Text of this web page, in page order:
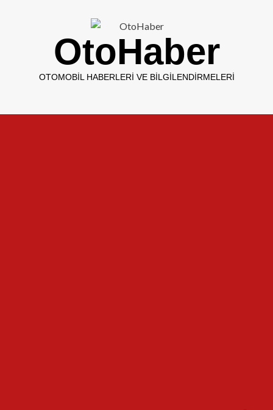
OtoHaber
OTOMOBIL HABERLERI VE BILGILENDIRMELERI